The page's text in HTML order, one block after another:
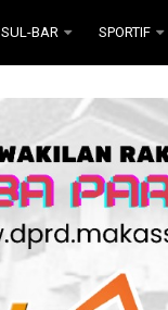
SUL-BAR SPORTIF